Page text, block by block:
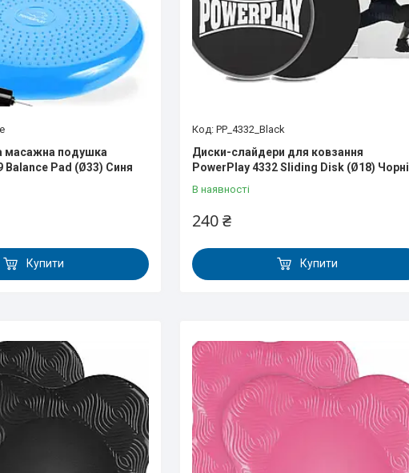
масажна подушка
Balance Pad (Ø33) Синя
Купити
PP_4332_Black
Диски-слайдери для ковзання
PowerPlay 4332 Sliding Disk (Ø18) Чорні
В наявності
240 ₴
Купити